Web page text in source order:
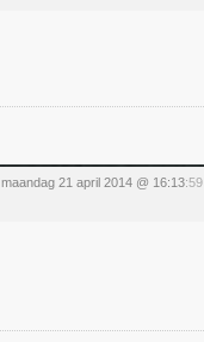
maandag 21 april 2014 @ 16:13:59